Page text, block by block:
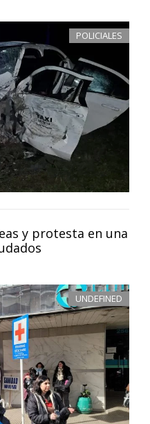
POLICIALES
y protesta en una
UNDEFINED